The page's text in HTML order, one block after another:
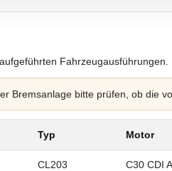
Bremsanlage bitte prüfen, ob die
Typ Motor
CL203 C30 CDI